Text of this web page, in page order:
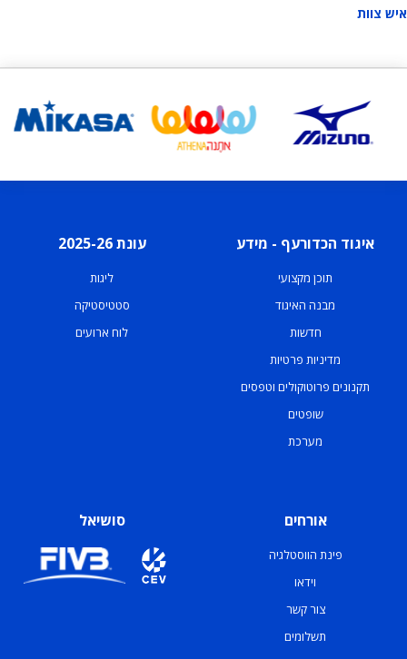
איש צוות
איגוד הכדורעף - מידע
תוכן מקצועי
מבנה האיגוד
חדשות
מדיניות פרטיות
תקנונים פרוטוקולים וטפסים
שופטים
מערכת
עונת 2025-26
ליגות
סטטיסטיקה
לוח ארועים
אורחים
פינת הווסטלגיה
וידאו
צור קשר
תשלומים
סושיאל